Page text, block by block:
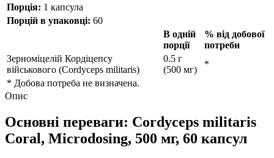
Порція: 1 капсула
Порцій в упаковці: 60
В одній
порції
% від добової
потреби
Зерноміцелій Кордіцепсу
військового (Cordyceps militaris)
0.5 г
(500 мг)
*
* Добова потреба не визначена.
Опис
Основні переваги: Cordyceps militaris
Coral, Microdosing, 500 мг, 60 капсул